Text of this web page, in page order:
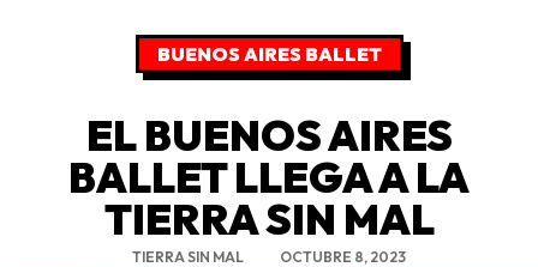
BUENOS AIRES BALLET
EL BUENOS AIRES
BALLET LLEGA A LA
TIERRA SIN MAL
TIERRA SIN MAL OCTUBRE 8, 2023